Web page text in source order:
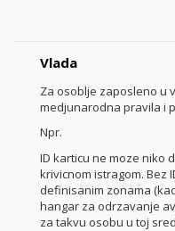
Vlada
Za osoblje zaposleno u
medjunarodna pravila i
Npr.
ID karticu ne moze niko
krivicnom istragom. Bez
definisanim zonama
hangar za odrzavanje
za takvu osobu u toj